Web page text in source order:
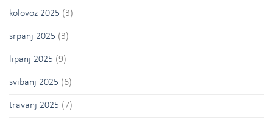
kolovoz 2025 (3)
srpanj 2025 (3)
lipanj 2025 (9)
svibanj 2025 (6)
travanj 2025 (7)